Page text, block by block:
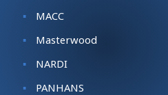
MACC
Masterwood
NARDI
PANHANS